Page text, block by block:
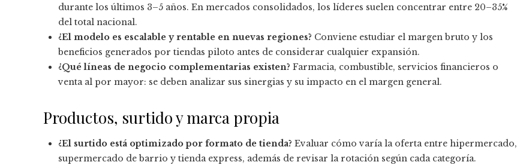
durante los últimos 3–5 años. En mercados consolidados, los líderes suelen concentrar entre 20–35%
del total nacional.
¿El modelo es escalable y rentable en nuevas regiones? Conviene estudiar el margen bruto y los
beneficios generados por tiendas piloto antes de considerar cualquier expansión.
¿Qué líneas de negocio complementarias existen? Farmacia, combustible, servicios financieros o
venta al por mayor: se deben analizar sus sinergias y su impacto en el margen general.
Productos, surtido y marca propia
¿El surtido está optimizado por formato de tienda? Evaluar cómo varía la oferta entre hipermercado,
supermercado de barrio y tienda express, además de revisar la rotación según cada categoría.